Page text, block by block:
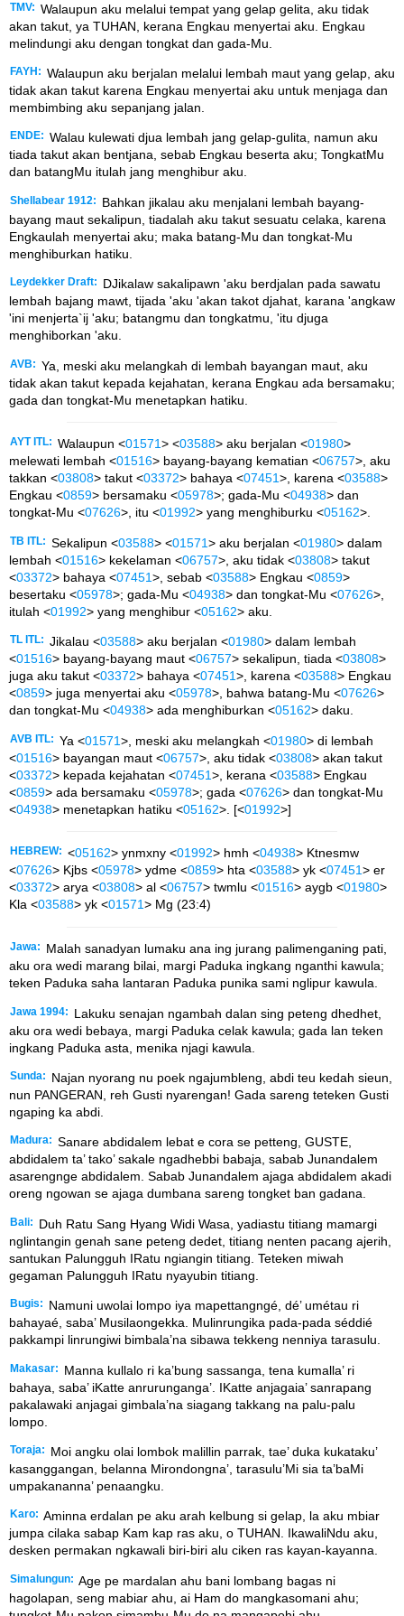
TMV: Walaupun aku melalui tempat yang gelap gelita, aku tidak
akan takut, ya TUHAN, kerana Engkau menyertai aku. Engkau
melindungi aku dengan tongkat dan gada-Mu.
FAYH: Walaupun aku berjalan melalui lembah maut yang gelap, aku
tidak akan takut karena Engkau menyertai aku untuk menjaga dan
membimbing aku sepanjang jalan.
ENDE: Walau kulewati djua lembah jang gelap-gulita, namun aku
tiada takut akan bentjana, sebab Engkau beserta aku; TongkatMu
dan batangMu itulah jang menghibur aku.
Shellabear 1912:
Bahkan jikalau aku menjalani lembah bayang-
bayang maut sekalipun, tiadalah aku takut sesuatu celaka, karena
Engkaulah menyertai aku; maka batang-Mu dan tongkat-Mu
menghiburkan hatiku.
Leydekker Draft:
DJikalaw sakalipawn 'aku berdjalan pada sawatu
lembah bajang mawt, tijada 'aku 'akan takot djahat, karana 'angkaw
'ini menjerta`ij 'aku; batangmu dan tongkatmu, 'itu djuga
menghiborkan 'aku.
AVB: Ya, meski aku melangkah di lembah bayangan maut, aku
tidak akan takut kepada kejahatan, kerana Engkau ada bersamaku;
gada dan tongkat-Mu menetapkan hatiku.
AYT ITL: Walaupun <01571> <03588> aku berjalan <01980>
melewati lembah <01516> bayang-bayang kematian <06757>, aku
takkan <03808> takut <03372> bahaya <07451>, karena <03588>
Engkau <0859> bersamaku <05978>; gada-Mu <04938> dan
tongkat-Mu <07626>, itu <01992> yang menghiburku <05162>.
TB ITL: Sekalipun <03588> <01571> aku berjalan <01980> dalam
lembah <01516> kekelaman <06757>, aku tidak <03808> takut
<03372> bahaya <07451>, sebab <03588> Engkau <0859>
besertaku <05978>; gada-Mu <04938> dan tongkat-Mu <07626>,
itulah <01992> yang menghibur <05162> aku.
TL ITL: Jikalau <03588> aku berjalan <01980> dalam lembah
<01516> bayang-bayang maut <06757> sekalipun, tiada <03808>
juga aku takut <03372> bahaya <07451>, karena <03588> Engkau
<0859> juga menyertai aku <05978>, bahwa batang-Mu <07626>
dan tongkat-Mu <04938> ada menghiburkan <05162> daku.
AVB ITL: Ya <01571>, meski aku melangkah <01980> di lembah
<01516> bayangan maut <06757>, aku tidak <03808> akan takut
<03372> kepada kejahatan <07451>, kerana <03588> Engkau
<0859> ada bersamaku <05978>; gada <07626> dan tongkat-Mu
<04938> menetapkan hatiku <05162>. [<01992>]
HEBREW: <05162> ynmxny <01992> hmh <04938> Ktnesmw
<07626> Kjbs <05978> ydme <0859> hta <03588> yk <07451> er
<03372> arya <03808> al <06757> twmlu <01516> aygb <01980>
Kla <03588> yk <01571> Mg (23:4)
Jawa:
Malah sanadyan lumaku ana ing jurang palimenganing pati,
aku ora wedi marang bilai, margi Paduka ingkang nganthi kawula;
teken Paduka saha lantaran Paduka punika sami nglipur kawula.
Jawa 1994:
Lakuku senajan ngambah dalan sing peteng dhedhet,
aku ora wedi bebaya, margi Paduka celak kawula; gada lan teken
ingkang Paduka asta, menika njagi kawula.
Sunda:
Najan nyorang nu poek ngajumbleng, abdi teu kedah sieun,
nun PANGERAN, reh Gusti nyarengan! Gada sareng teteken Gusti
ngaping ka abdi.
Madura: Sanare abdidalem lebat e cora se petteng, GUSTE,
abdidalem ta’ tako’ sakale ngadhebbi babaja, sabab Junandalem
asarengnge abdidalem. Sabab Junandalem ajaga abdidalem akadi
oreng ngowan se ajaga dumbana sareng tongket ban gadana.
Bali:
Duh Ratu Sang Hyang Widi Wasa, yadiastu titiang mamargi
nglintangin genah sane peteng dedet, titiang nenten pacang ajerih,
santukan Palungguh IRatu ngiangin titiang. Teteken miwah
gegaman Palungguh IRatu nyayubin titiang.
Bugis:
Namuni uwolai lompo iya mapettangngé, dé’ umétau ri
bahayaé, saba’ Musilaongekka. Mulinrungika pada-pada séddié
pakkampi linrungiwi bimbala’na sibawa tekkeng nenniya tarasulu.
Makasar:
Manna kullalo ri ka’bung sassanga, tena kumalla’ ri
bahaya, saba’ iKatte anrurunganga’. IKatte anjagaia’ sanrapang
pakalawaki anjagai gimbala’na siagang takkang na palu-palu
lompo.
Toraja:
Moi angku olai lombok malillin parrak, tae’ duka kukataku’
kasanggangan, belanna Mirondongna’, tarasulu’Mi sia ta’baMi
umpakananna’ penaangku.
Karo: Aminna erdalan pe aku arah kelbung si gelap, la aku mbiar
jumpa cilaka sabap Kam kap ras aku, o TUHAN. IkawaliNdu aku,
desken permakan ngkawali biri-biri alu ciken ras kayan-kayanna.
Simalungun: Age pe mardalan ahu bani lombang bagas ni
hagolapan, seng mabiar ahu, ai Ham do mangkasomani ahu;